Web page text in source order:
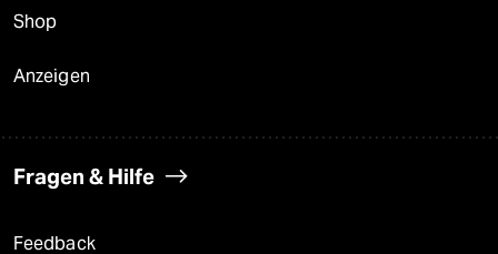
Shop
Anzeigen
Fragen & Hilfe
Feedback